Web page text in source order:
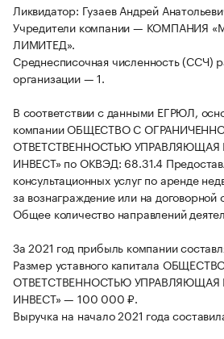
Ликвидатор: Гузаев Андрей
Учредители компании — КОМПАНИЯ
ЛИМИТЕД».
Среднесписочная численность (ССЧ)
организации — 1.
В соответствии с данными ЕГРЮЛ,
компании ОБЩЕСТВО С
ОТВЕТСТВЕННОСТЬЮ УПРАВЛЯЮЩАЯ
ИНВЕСТ» по ОКВЭД: 68.31.4
консультационных услуг по аренде
за вознаграждение или на договорной
Общее количество направлений
За 2021 год прибыль компании
Размер уставного капитала
ОТВЕТСТВЕННОСТЬЮ УПРАВЛЯЮЩАЯ
ИНВЕСТ» — 100 000 ₽.
Выручка на начало 2021 года